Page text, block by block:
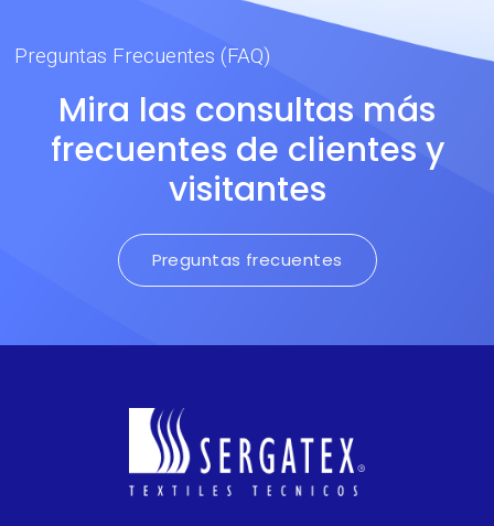
Preguntas Frecuentes (FAQ)
Mira las consultas más
frecuentes de clientes y
visitantes
Preguntas frecuentes